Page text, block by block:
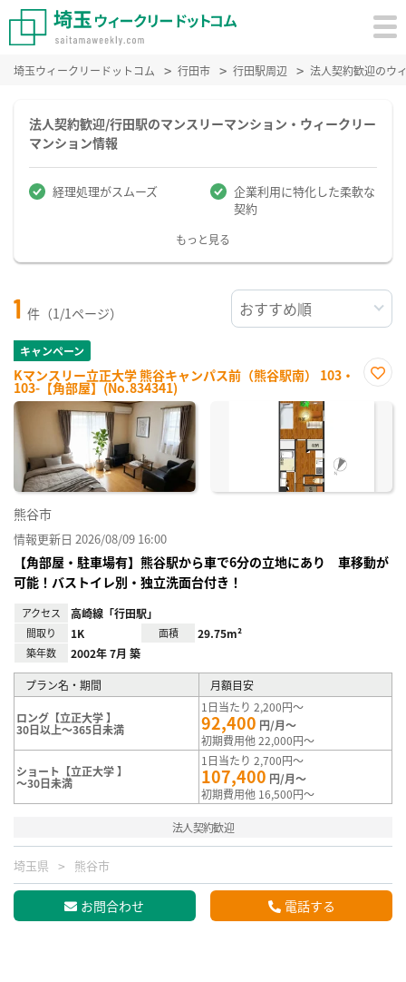
埼玉ウィークリードットコム 行田市 行田駅周辺 法人契約歓迎のウ
法人契約歓迎/行田駅のマンスリーマンション・ウィークリー
マンション情報
経理処理がスムーズ
企業利用に特化した柔軟な
契約
もっと見る
1 件（1/1ページ）
キャンペーン
Kマンスリー立正大学 熊谷キャンパス前（熊谷駅南） 103・
103-【角部屋】(No.834341)
に入
熊谷市
情報更新日 2026/08/09 16:00
【角部屋・駐車場有】熊谷駅から車で6分の立地にあり 車移動が
可能！バストイレ別・独立洗面台付き！
アクセス 高崎線「行田駅」
間取り 1K 面積 29.75m²
築年数 2002年 7月 築
プラン名・期間 月額目安
ロング【立正大学 】
30日以上～365日未満
1日当たり 2,200円～
92,400 円/月～
初期費用他 22,000円～
ショート【立正大学 】
～30日未満
1日当たり 2,700円～
107,400 円/月～
初期費用他 16,500円～
法人契約歓迎
埼玉県 熊谷市
お問合わせ 電話する